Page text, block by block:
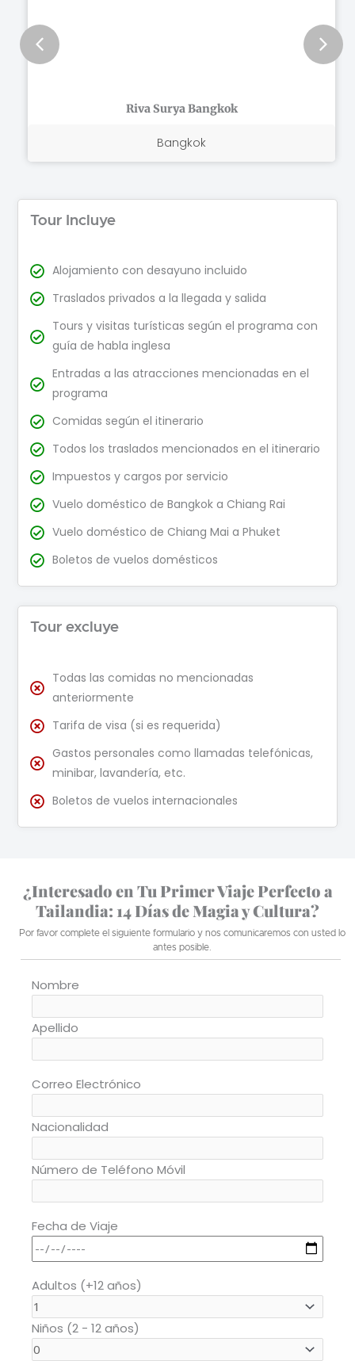
Riva Surya Bangkok
Bangkok
Tour Incluye
Alojamiento con desayuno incluido
Traslados privados a la llegada y salida
Tours y visitas turísticas según el programa con
guía de habla inglesa
Entradas a las atracciones mencionadas en el
programa
Comidas según el itinerario
Todos los traslados mencionados en el itinerario
Impuestos y cargos por servicio
Vuelo doméstico de Bangkok a Chiang Rai
Vuelo doméstico de Chiang Mai a Phuket
Boletos de vuelos domésticos
Tour excluye
Todas las comidas no mencionadas
anteriormente
Tarifa de visa (si es requerida)
Gastos personales como llamadas telefónicas,
minibar, lavandería, etc.
Boletos de vuelos internacionales
¿Interesado en Tu Primer Viaje Perfecto a
Tailandia: 14 Días de Magia y Cultura?
Por favor complete el siguiente formulario y nos comunicaremos con usted lo
antes posible.
Nombre
Apellido
Correo Electrónico
Nacionalidad
Número de Teléfono Móvil
Fecha de Viaje
Adultos (+12 años)
Niños (2 - 12 años)